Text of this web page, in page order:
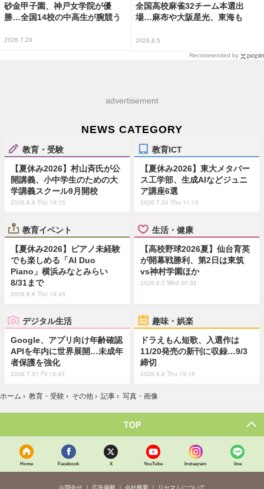
砂金甲子園、神戸女学院が優
勝…全国14校の中高生が腕競う
2026.7.29
全国高校麻雀32チーム本選出
場…麻布や大阪星光、東海も
2026.8.5
Recommended by
advertisement
NEWS CATEGORY
教育・受験
【夏休み2026】村山斉氏が公
開講義、小中学生のための大
学講義スクール9月開校
2026.8.6 Thu 19:15
教育ICT
【夏休み2026】東大メタバー
ス工学部、生成AIなどジュニ
ア講座6選
2026.7.30 Thu 11:15
教育イベント
【夏休み2026】ピアノ未経験
でも楽しめる「AI Duo
Piano」横浜みなとみらい
8/31まで
2026.8.6 Thu 19:45
生活・健康
【高校野球2026夏】仙台育英
が開幕戦勝利、第2日は東筑
vs神村学園ほか
2026.8.5 Wed 20:32
デジタル生活
Google、アプリ向け年齢確認
APIを年内に世界展開…未成年
者保護を強化
2026.7.31 Fri 13:45
趣味・娯楽
ドラえもん短歌、入選作は
11/20発売の新刊に収録…9/3
締切
2026.8.6 Thu 15:15
ホーム › 教育・受験 › その他 › 記事 › 写真・画像
TOP
Home Facebook X YouTube Instagram line
お問合せ 広告掲載 会社概要 リセマムについて